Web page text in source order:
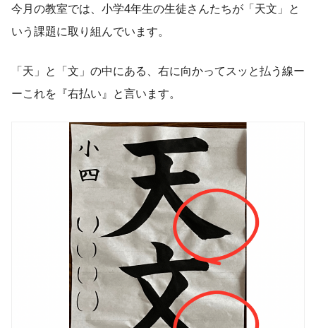
今月の教室では、小学4年生の生徒さんたちが「天文」と
いう課題に取り組んでいます。
「天」と「文」の中にある、右に向かってスッと払う線ー
ーこれを『右払い』と言います。